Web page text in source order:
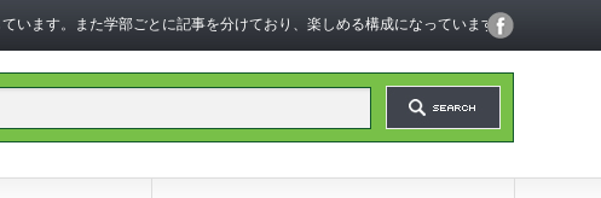
ます。また学部ごとに記事を分けており、楽しめる構成になっています。